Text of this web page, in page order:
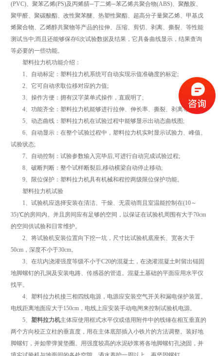
(PVC)、聚苯乙烯(PS)及丙烯腈─丁二烯─苯乙烯共聚合物(ABS)、聚酰胺、
聚甲醛、聚碳酸酯、改性聚苯醚、热塑性聚酯、超高分子量聚乙烯、甲基戊
烯聚合物、乙烯醇共聚物等产品的拉伸、压缩、剪切、剥离、撕裂、等性能
测试当中;而且还能够保存6次试验数据及结果，它具备曲线显示，结果查询
等必要的一些功能。
塑料拉力机功能介绍：
1、自动标定：塑料拉力机系统可自动实现示值准确度的标定;
2、它可自动求取位移对应的力值;
3、操作方便：拥有汉字菜单式操作，直观明了;
4、功能齐全：塑料拉力机能够进行拉伸、伸长率、撕裂、剥离等试验;
5、动态曲线：塑料拉力机在试验过程中能够显示出动态曲线图;
6、自动显示：在整个试验过程中，塑料拉力机实时显示试验力、峰值、
试验状态;
7、自动控制：试验参数输入完毕后,可进行自动完成试验过程;
8、破断判断：整个试样断裂后,移动横梁自动停止移动;
9、限位保护：塑料拉力机具有机械和程控两级限位保护功能。
塑料拉力机试验
1、试验机应选择安装在清洁、干燥、无震动而且室温能控制在(10～
35)℃的房间内。并且房间应有足够的空间，以保证在试验机周围有大于70cm
的空间供试验和日常维护。
2、将试验机安装位置向下挖一坑，尺寸比试验机底座长、宽各大于
50cm，深度不小于30cm。
3、在坑内浇灌强度等级不小于C20的混凝土，在浇灌混凝土时留出锚固
地脚螺钉的孔洞及安装电路、传感器的管道。混凝土基础的平面应用水平仪
找平。
4、塑料拉力机接三相四线电源，电源应安装空气开关和漏电保护装置。
电线距离地面应大于150cm，电线上应安装手动电闸来控制试验机电源。
5、塑料拉力机主体应使用框式水平仪或借用附件中的线锤在相互垂直的
两个方向校正立柱的垂直度，用在主体底部插入小铁片的方法调整。装好地
脚螺钉，并如带弹簧垫圈。用强度较高的水泥砂浆将各地脚螺钉孔浇固，并